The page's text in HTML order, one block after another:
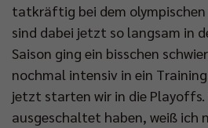
tatkräftig bei dem
sind dabei jetzt so langsam in
Saison ging ein bisschen
nochmal intensiv in ein
jetzt starten wir in die Playoffs.
ausgeschaltet haben, weiß ich